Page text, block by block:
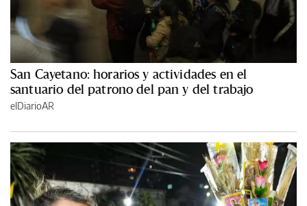
San Cayetano: horarios y actividades en el
santuario del patrono del pan y del trabajo
elDiarioAR